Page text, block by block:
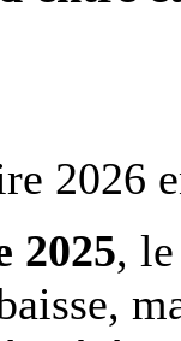
2026
2025,